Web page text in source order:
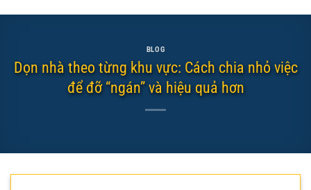
BLOG
Dọn nhà theo từng khu vực: Cách chia nhỏ việc
để đỡ “ngán” và hiệu quả hơn